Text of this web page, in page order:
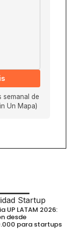
semanal de
Un Mapa)
Startup
UP LATAM 2026:
desde
para startups